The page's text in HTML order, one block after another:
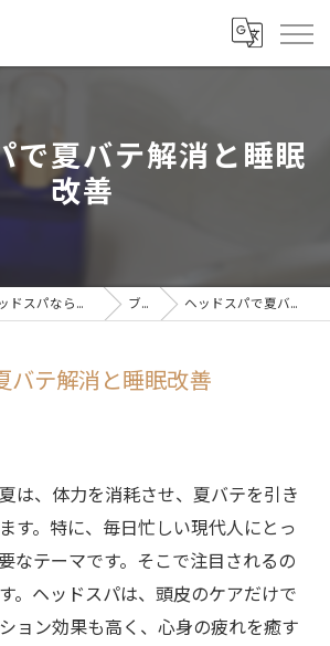
で夏バテ解消と睡眠
改善
大阪府枚方市のヘッドスパならドライヘッドスパサロンAMI ブログ ヘッドスパで夏バテ解消と睡眠改善
バテ解消と睡眠改善
は、体力を消耗させ、夏バテを引き
す。特に、毎日忙しい現代人にとっ
なテーマです。そこで注目されるの
。ヘッドスパは、頭皮のケアだけで
ョン効果も高く、心身の疲れを癒す